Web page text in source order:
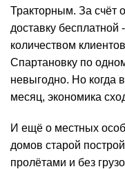
Тракторным. За счёт
доставку бесплатной
количеством
Спартановку по
невыгодно. Но когда
месяц, экономика
И ещё о местных
домов старой
пролётами и без